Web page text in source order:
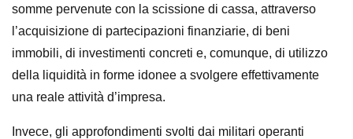
somme pervenute con la scissione di cassa, attraverso
l’acquisizione di partecipazioni finanziarie, di beni
immobili, di investimenti concreti e, comunque, di utilizzo
della liquidità in forme idonee a svolgere effettivamente
una reale attività d’impresa.
Invece, gli approfondimenti svolti dai militari operanti